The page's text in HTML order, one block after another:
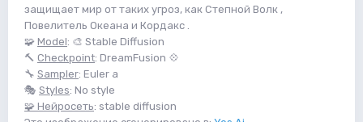
защищает мир от таких угроз, как Степной Волк ,
Повелитель Океана и Кордакс .
🧩 Model: 🎨 Stable Diffusion
🔨 Checkpoint: DreamFusion 💠
🔧 Sampler: Euler a
🎭 Styles: No style
🧩 Нейросеть: stable diffusion